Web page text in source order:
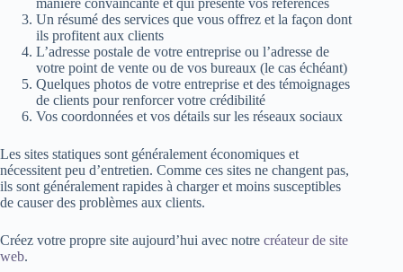
manière convaincante et qui présente vos références
Un résumé des services que vous offrez et la façon dont
ils profitent aux clients
L’adresse postale de votre entreprise ou l’adresse de
votre point de vente ou de vos bureaux (le cas échéant)
Quelques photos de votre entreprise et des témoignages
de clients pour renforcer votre crédibilité
Vos coordonnées et vos détails sur les réseaux sociaux
Les sites statiques sont généralement économiques et
nécessitent peu d’entretien. Comme ces sites ne changent pas,
ils sont généralement rapides à charger et moins susceptibles
de causer des problèmes aux clients.
Créez votre propre site aujourd’hui avec notre créateur de site
web.